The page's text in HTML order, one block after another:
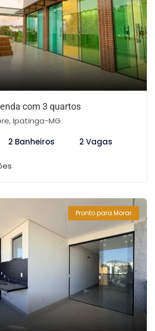
com 3 quartos
Ipatinga-MG
2 Banheiros 2 Vagas
Pronto para Morar